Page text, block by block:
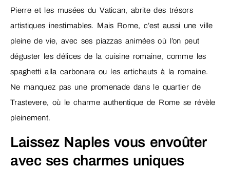
Pierre et les musées du Vatican, abrite des trésors
artistiques inestimables. Mais Rome, c’est aussi une ville
pleine de vie, avec ses piazzas animées où l’on peut
déguster les délices de la cuisine romaine, comme les
spaghetti alla carbonara ou les artichauts à la romaine.
Ne manquez pas une promenade dans le quartier de
Trastevere, où le charme authentique de Rome se révèle
pleinement.
Laissez Naples vous envoûter
avec ses charmes uniques